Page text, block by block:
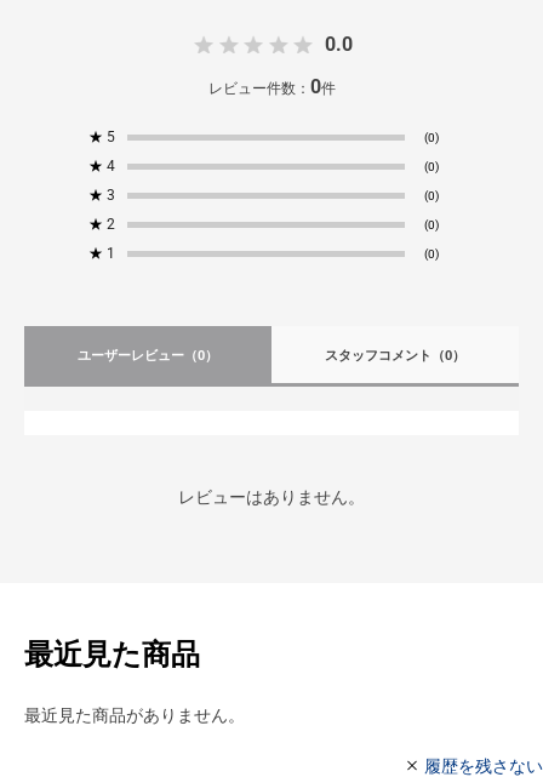
0.0
レビュー件数： 0件
★ 5 (0)
★ 4 (0)
★ 3 (0)
★ 2 (0)
★ 1 (0)
ユーザーレビュー （0） スタッフコメント （0）
レビューはありません。
最近見た商品
最近見た商品がありません。
履歴を残さない